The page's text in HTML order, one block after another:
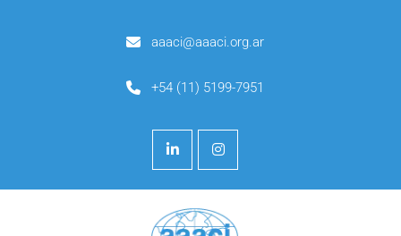
aaaci@aaaci.org.ar
+54 (11) 5199-7951